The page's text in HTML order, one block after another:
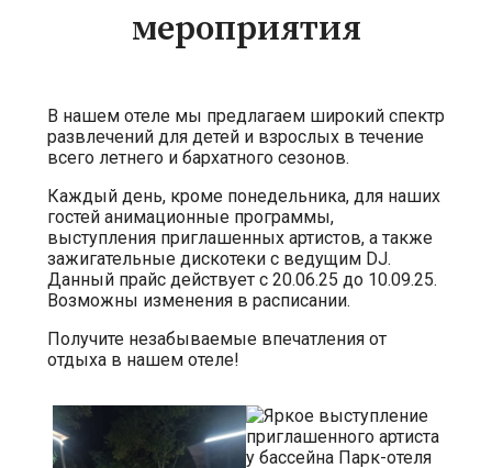
мероприятия
В нашем отеле мы предлагаем широкий спектр
развлечений для детей и взрослых в течение
всего летнего и бархатного сезонов.
Каждый день, кроме понедельника, для наших
гостей анимационные программы,
выступления приглашенных артистов, а также
зажигательные дискотеки с ведущим DJ.
Данный прайс действует с 20.06.25 до 10.09.25.
Возможны изменения в расписании.
Получите незабываемые впечатления от
отдыха в нашем отеле!